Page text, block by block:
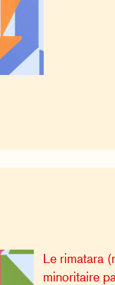
Le rimatara
minoritaire